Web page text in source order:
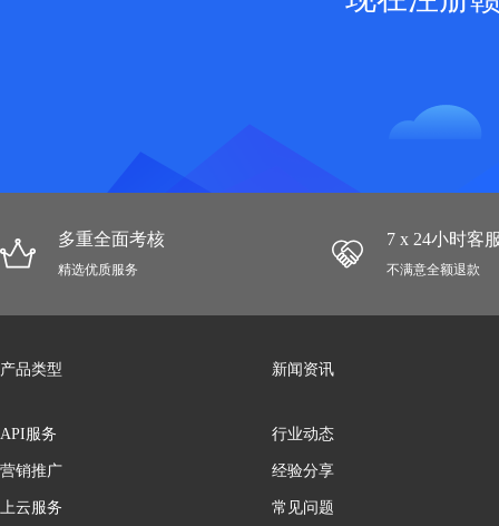
多重全面考核
精选优质服务
7 x 24小时客
不满意全额退款
产品类型
API服务
营销推广
上云服务
新闻资讯
行业动态
经验分享
常见问题